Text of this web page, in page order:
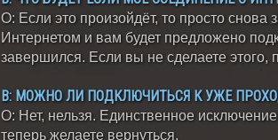
О: Если это произойдёт, то просто снова
Интернетом и вам будет предложено
завершился. Если вы не сделаете этого,
В: МОЖНО ЛИ ПОДКЛЮЧИТЬСЯ К УЖЕ
О: Нет, нельзя. Единственное
теперь желаете вернуться.